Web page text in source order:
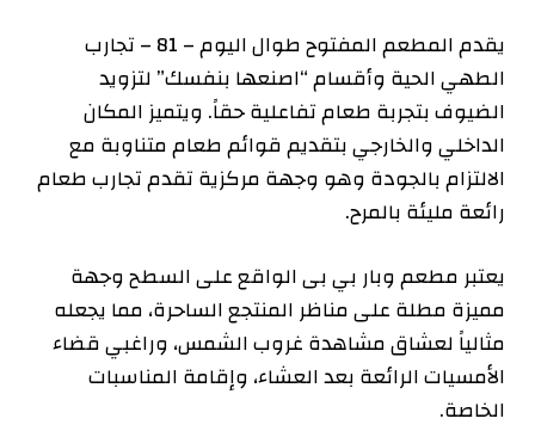
يقدم المطعم المفتوح طوال اليوم – 81 – تجارب
الطهي الحية وأقسام “اصنعها بنفسك” لتزويد
الضيوف بتجربة طعام تفاعلية حقاً. ويتميز المكان
الداخلي والخارجي بتقديم قوائم طعام متناوبة مع
الالتزام بالجودة وهو وجهة مركزية تقدم تجارب طعام
رائعة مليئة بالمرح.
يعتبر مطعم وبار بي بى الواقع على السطح وجهة
مميزة مطلة على مناظر المنتجع الساحرة، مما يجعله
مثالياً لعشاق مشاهدة غروب الشمس، وراغبي قضاء
الأمسيات الرائعة بعد العشاء، وإقامة المناسبات
الخاصة.